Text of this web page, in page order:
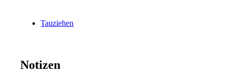
Tauziehen
Notizen